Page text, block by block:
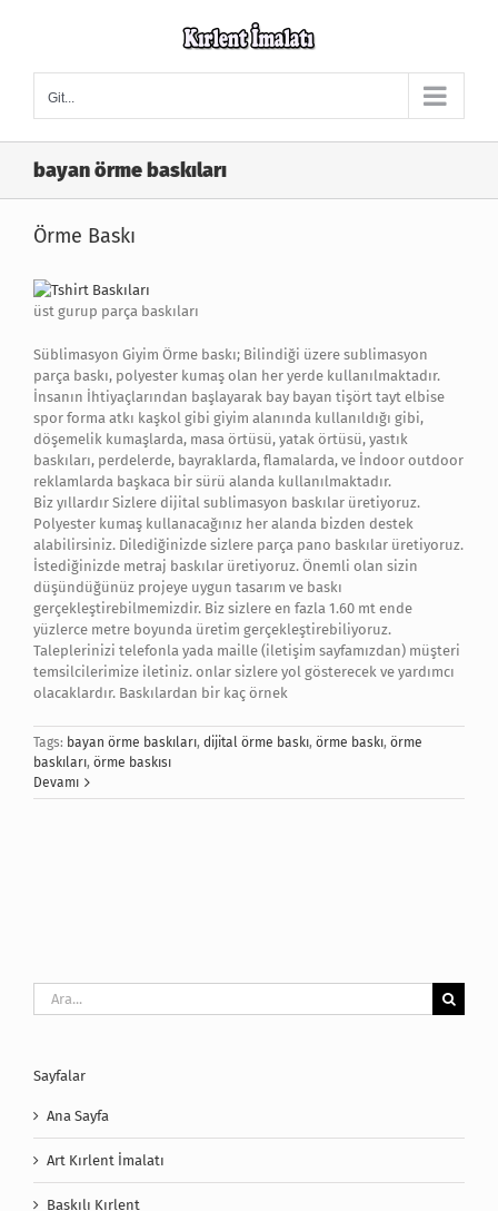
Git...
bayan örme baskıları
Örme Baskı
üst gurup parça baskıları
Süblimasyon Giyim Örme baskı; Bilindiği üzere sublimasyon
parça baskı, polyester kumaş olan her yerde kullanılmaktadır.
İnsanın İhtiyaçlarından başlayarak bay bayan tişört tayt elbise
spor forma atkı kaşkol gibi giyim alanında kullanıldığı gibi,
döşemelik kumaşlarda, masa örtüsü, yatak örtüsü, yastık
baskıları, perdelerde, bayraklarda, flamalarda, ve İndoor outdoor
reklamlarda başkaca bir sürü alanda kullanılmaktadır.
Biz yıllardır Sizlere dijital sublimasyon baskılar üretiyoruz.
Polyester kumaş kullanacağınız her alanda bizden destek
alabilirsiniz. Dilediğinizde sizlere parça pano baskılar üretiyoruz.
İstediğinizde metraj baskılar üretiyoruz. Önemli olan sizin
düşündüğünüz projeye uygun tasarım ve baskı
gerçekleştirebilmemizdir. Biz sizlere en fazla 1.60 mt ende
yüzlerce metre boyunda üretim gerçekleştirebiliyoruz.
Taleplerinizi telefonla yada maille (iletişim sayfamızdan) müşteri
temsilcilerimize iletiniz. onlar sizlere yol gösterecek ve yardımcı
olacaklardır. Baskılardan bir kaç örnek
Tags: bayan örme baskıları, dijital örme baskı, örme baskı, örme
baskıları, örme baskısı
Devamı
Ara:
Sayfalar
Ana Sayfa
Art Kırlent İmalatı
Baskılı Kırlent